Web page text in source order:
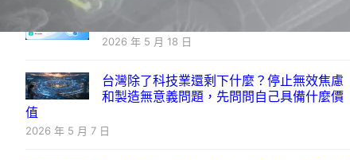
Just Tab Reloader：輕巧實用的網頁隨機
2026 年 5 月 18 日
台灣除了科技業還剩下什麼？停止無效焦慮
和製造無意義問題，先問問自己具備什麼價
值
2026 年 5 月 7 日